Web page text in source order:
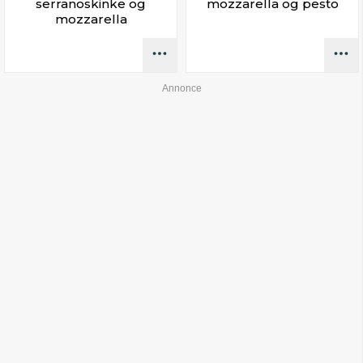
serranoskinke og
mozzarella
mozzarella og pesto